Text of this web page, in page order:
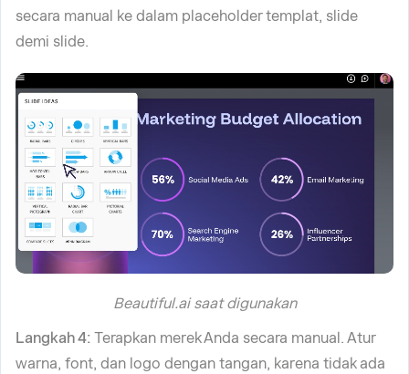
secara manual ke dalam placeholder templat, slide
demi slide.
Beautiful.ai saat digunakan
Langkah 4: Terapkan merek Anda secara manual. Atur
warna, font, dan logo dengan tangan, karena tidak ada